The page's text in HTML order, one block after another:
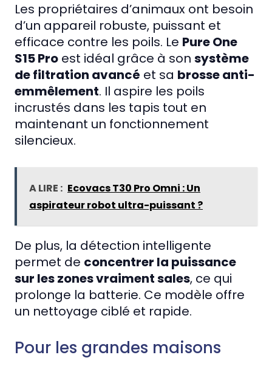
Les propriétaires d’animaux ont besoin
d’un appareil robuste, puissant et
efficace contre les poils. Le Pure One
S15 Pro est idéal grâce à son système
de filtration avancé et sa brosse anti-
emmêlement. Il aspire les poils
incrustés dans les tapis tout en
maintenant un fonctionnement
silencieux.
A LIRE : Ecovacs T30 Pro Omni : Un
aspirateur robot ultra-puissant ?
De plus, la détection intelligente
permet de concentrer la puissance
sur les zones vraiment sales, ce qui
prolonge la batterie. Ce modèle offre
un nettoyage ciblé et rapide.
Pour les grandes maisons